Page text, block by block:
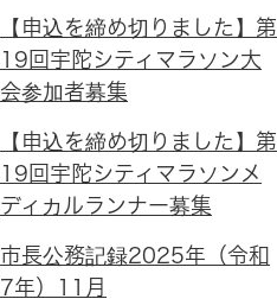
【申込を締め切りました】第
19回宇陀シティマラソン大
会参加者募集
【申込を締め切りました】第
19回宇陀シティマラソンメ
ディカルランナー募集
市長公務記録2025年（令和
7年）11月